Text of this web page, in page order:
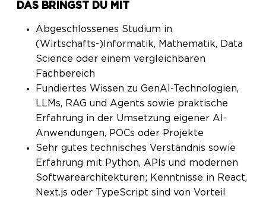
DAS BRINGST DU MIT
Abgeschlossenes Studium in
(Wirtschafts-)Informatik, Mathematik, Data
Science oder einem vergleichbaren
Fachbereich
Fundiertes Wissen zu GenAI-Technologien,
LLMs, RAG und Agents sowie praktische
Erfahrung in der Umsetzung eigener AI-
Anwendungen, POCs oder Projekte
Sehr gutes technisches Verständnis sowie
Erfahrung mit Python, APIs und modernen
Softwarearchitekturen; Kenntnisse in React,
Next.js oder TypeScript sind von Vorteil